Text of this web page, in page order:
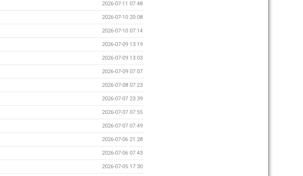
2026-07-11 07:48
2026-07-10 20:08
2026-07-10 07:14
2026-07-09 13:19
2026-07-09 13:03
2026-07-09 07:07
2026-07-08 07:23
2026-07-07 23:39
2026-07-07 07:55
2026-07-07 07:49
2026-07-06 21:28
2026-07-06 07:43
2026-07-05 17:30